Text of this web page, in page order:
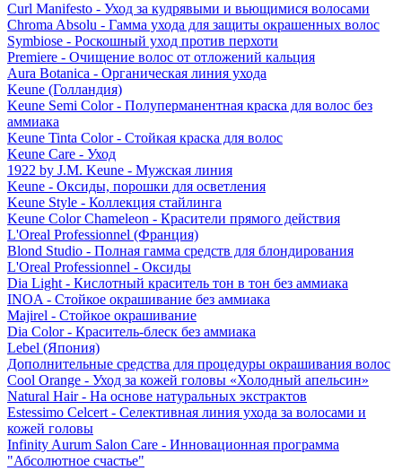
Curl Manifesto - Уход за кудрявыми и вьющимися волосами
Chroma Absolu - Гамма ухода для защиты окрашенных волос
Symbiose - Роскошный уход против перхоти
Premiere - Очищение волос от отложений кальция
Aura Botanica - Органическая линия ухода
Keune (Голландия)
Keune Semi Color - Полуперманентная краска для волос без
аммиака
Keune Tinta Color - Стойкая краска для волос
Keune Care - Уход
1922 by J.M. Keune - Мужская линия
Keune - Оксиды, порошки для осветления
Keune Style - Коллекция стайлинга
Keune Color Chameleon - Красители прямого действия
L'Oreal Professionnel (Франция)
Blond Studio - Полная гамма средств для блондирования
L'Oreal Professionnel - Оксиды
Dia Light - Кислотный краситель тон в тон без аммиака
INOA - Стойкое окрашивание без аммиака
Majirel - Стойкое окрашивание
Dia Color - Краситель-блеск без аммиака
Lebel (Япония)
Дополнительные средства для процедуры окрашивания волос
Cool Orange - Уход за кожей головы «Холодный апельсин»
Natural Hair - На основе натуральных экстрактов
Estessimo Celcert - Селективная линия ухода за волосами и
кожей головы
Infinity Aurum Salon Care - Инновационная программа
"Абсолютное счастье"